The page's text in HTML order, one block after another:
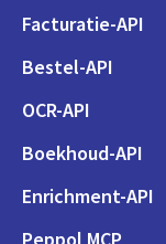
Facturatie-API
Bestel-API
OCR-API
Boekhoud-API
Enrichment-API
Peppol MCP